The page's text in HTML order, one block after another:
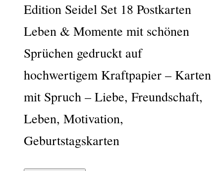
Edition Seidel Set 18 Postkarten
Leben & Momente mit schönen
Sprüchen gedruckt auf
hochwertigem Kraftpapier – Karten
mit Spruch – Liebe, Freundschaft,
Leben, Motivation,
Geburtstagskarten